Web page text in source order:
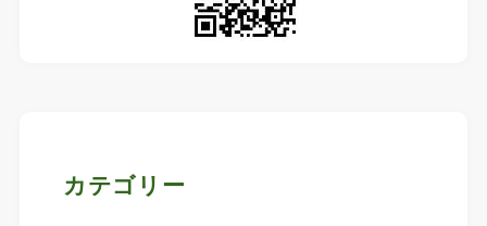
カテゴリー